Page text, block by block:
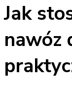
Jak
nawóz